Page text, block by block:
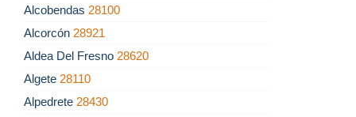
Alcobendas 28100
Alcorcón 28921
Aldea Del Fresno 28620
Algete 28110
Alpedrete 28430